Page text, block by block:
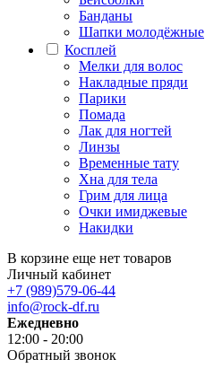
Банданы
Шапки молодёжные
Косплей
Мелки для волос
Накладные пряди
Парики
Помада
Лак для ногтей
Линзы
Временные тату
Хна для тела
Грим для лица
Очки имиджевые
Накидки
В корзине еще нет товаров
Личный кабинет
+7 (989)579-06-44
info@rock-df.ru
Ежедневно
12:00 - 20:00
Обратный звонок